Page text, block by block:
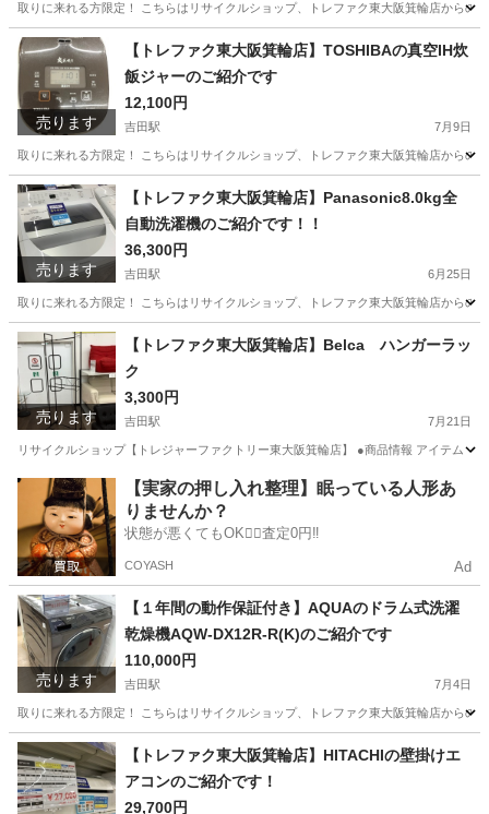
取りに来れる方限定！ こちらはリサイクルショップ、トレファク東大阪箕輪店から
大阪 東大阪市 キッチン家電 貸し出し
売ります
【トレファク東大阪箕輪店】TOSHIBAの真空IH炊
飯ジャーのご紹介です
12,100円
吉田駅 7月9日
取りに来れる方限定！ こちらはリサイクルショップ、トレファク東大阪箕輪店から
大阪 東大阪市 キッチン家電
売ります
【トレファク東大阪箕輪店】Panasonic8.0kg全
自動洗濯機のご紹介です！！
36,300円
吉田駅 6月25日
取りに来れる方限定！ こちらはリサイクルショップ、トレファク東大阪箕輪店から
大阪 東大阪市 生活家電 箕輪
売ります
【トレファク東大阪箕輪店】Belca ハンガーラッ
ク
3,300円
吉田駅 7月21日
リサイクルショップ【トレジャーファクトリー東大阪箕輪店】 ●商品情報 アイ
大阪 東大阪市 吉田駅 収納家具 箕輪
【実家の押し入れ整理】眠っている人形あ
りませんか？
状態が悪くてもOK🙆‍♀️査定0円‼️
COYASH Ad
売ります
【１年間の動作保証付き】AQUAのドラム式洗濯
乾燥機AQW-DX12R-R(K)のご紹介です
110,000円
吉田駅 7月4日
取りに来れる方限定！ こちらはリサイクルショップ、トレファク東大阪箕輪店から
大阪 東大阪市 生活家電 AQW
【トレファク東大阪箕輪店】HITACHIの壁掛けエ
アコンのご紹介です！
29,700円